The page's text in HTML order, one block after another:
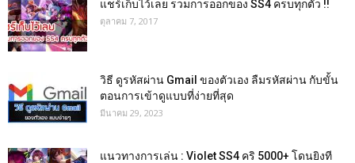
แชร์เก็บไว้เลย รวมการออกของ SS4 ครบทุกตัว !!
ตุลาคม 7, 2017
วิธี ดูรหัสผ่าน Gmail ของตัวเอง ลืมรหัสผ่าน กับขั้น
ตอนการเข้าดูแบบที่ง่ายที่สุด
มีนาคม 29, 2023
แนวทางการเล่น : Violet SS4 คริ 5000+ โดนยิงที